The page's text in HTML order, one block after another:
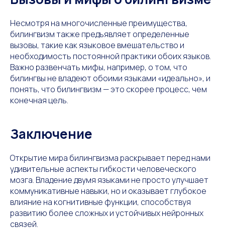
Несмотря на многочисленные преимущества,
билингвизм также предъявляет определенные
вызовы, такие как языковое вмешательство и
необходимость постоянной практики обоих языков.
Важно развенчать мифы, например, о том, что
билингвы не владеют обоими языками «идеально», и
понять, что билингвизм — это скорее процесс, чем
конечная цель.
Заключение
Открытие мира билингвизма раскрывает перед нами
удивительные аспекты гибкости человеческого
мозга. Владение двумя языками не просто улучшает
коммуникативные навыки, но и оказывает глубокое
влияние на когнитивные функции, способствуя
развитию более сложных и устойчивых нейронных
связей.